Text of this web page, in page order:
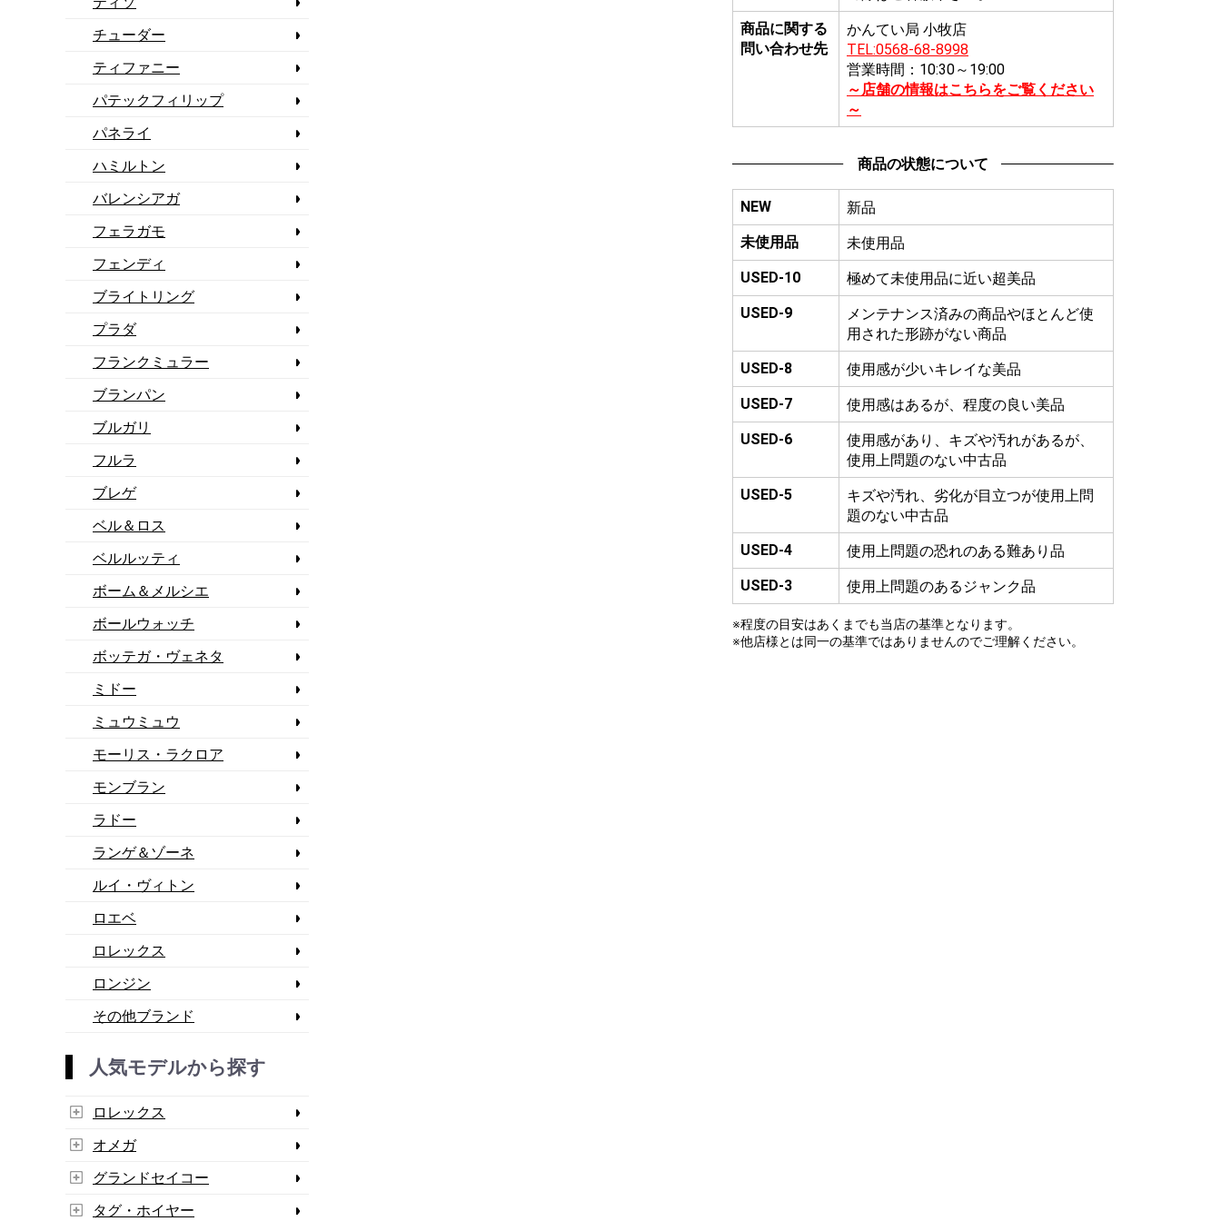
チューダー
ティファニー
パテックフィリップ
パネライ
ハミルトン
バレンシアガ
フェラガモ
フェンディ
ブライトリング
プラダ
フランクミュラー
ブランパン
ブルガリ
フルラ
ブレゲ
ベル＆ロス
ベルルッティ
ボーム＆メルシエ
ボールウォッチ
ボッテガ・ヴェネタ
ミドー
ミュウミュウ
モーリス・ラクロア
モンブラン
ラドー
ランゲ＆ゾーネ
ルイ・ヴィトン
ロエベ
ロレックス
ロンジン
その他ブランド
人気モデルから探す
ロレックス
オメガ
グランドセイコー
タグ・ホイヤー
商品に関する
問い合わせ先
かんてい局 小牧店
TEL:0568-68-8998
営業時間：10:30～19:00
～店舗の情報はこちらをご覧ください
～
商品の状態について
NEW
新品
未使用品
未使用品
USED-10
極めて未使用品に近い超美品
USED-9
メンテナンス済みの商品やほとんど使
用された形跡がない商品
USED-8
使用感が少いキレイな美品
USED-7
使用感はあるが、程度の良い美品
USED-6
使用感があり、キズや汚れがあるが、
使用上問題のない中古品
USED-5
キズや汚れ、劣化が目立つが使用上問
題のない中古品
USED-4
使用上問題の恐れのある難あり品
USED-3
使用上問題のあるジャンク品
※程度の目安はあくまでも当店の基準となります。
※他店様とは同一の基準ではありませんのでご理解ください。